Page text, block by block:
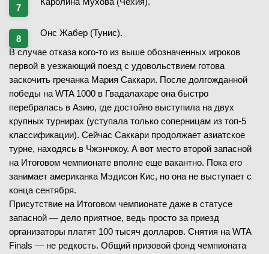
Онс Жабер (Тунис).
В случае отказа кого-то из выше обозначенных игроков
первой в уезжающий поезд с удовольствием готова
заскочить гречанка Мария Саккари. После долгожданной
победы на WTA 1000 в Гвадалахаре она быстро
перебралась в Азию, где достойно выступила на двух
крупных турнирах (уступала только соперницам из топ-5
классификации). Сейчас Саккари продолжает азиатское
турне, находясь в Чжэнчжоу. А вот место второй запасной
на Итоговом чемпионате вполне еще вакантно. Пока его
занимает американка Мэдисон Кис, но она не выступает с
конца сентября.
Присутствие на Итоговом чемпионате даже в статусе
запасной — дело приятное, ведь просто за приезд
организаторы платят 100 тысяч долларов. Снятия на WTA
Finals — не редкость. Общий призовой фонд чемпионата